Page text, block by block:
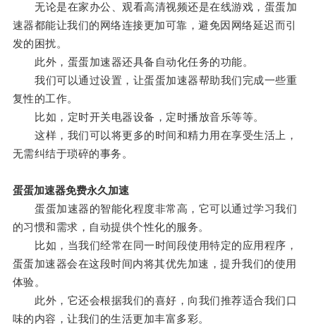
无论是在家办公、观看高清视频还是在线游戏，蛋蛋加
速器都能让我们的网络连接更加可靠，避免因网络延迟而引
发的困扰。
此外，蛋蛋加速器还具备自动化任务的功能。
我们可以通过设置，让蛋蛋加速器帮助我们完成一些重
复性的工作。
比如，定时开关电器设备，定时播放音乐等等。
这样，我们可以将更多的时间和精力用在享受生活上，
无需纠结于琐碎的事务。
蛋蛋加速器免费永久加速
蛋蛋加速器的智能化程度非常高，它可以通过学习我们
的习惯和需求，自动提供个性化的服务。
比如，当我们经常在同一时间段使用特定的应用程序，
蛋蛋加速器会在这段时间内将其优先加速，提升我们的使用
体验。
此外，它还会根据我们的喜好，向我们推荐适合我们口
味的内容，让我们的生活更加丰富多彩。